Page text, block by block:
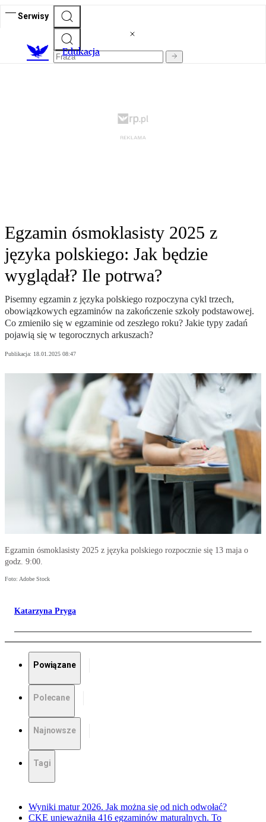
Serwisy
Edukacja
Egzamin ósmoklasisty 2025 z
języka polskiego: Jak będzie
wyglądał? Ile potrwa?
Pisemny egzamin z języka polskiego rozpoczyna cykl trzech,
obowiązkowych egzaminów na zakończenie szkoły podstawowej.
Co zmieniło się w egzaminie od zeszłego roku? Jakie typy zadań
pojawią się w tegorocznych arkuszach?
Publikacja: 18.01.2025 08:47
Egzamin ósmoklasisty 2025 z języka polskiego rozpocznie się 13 maja o
godz. 9:00.
Foto: Adobe Stock
Katarzyna Pryga
Powiązane
Polecane
Najnowsze
Tagi
Wyniki matur 2026. Jak można się od nich odwołać?
CKE unieważniła 416 egzaminów maturalnych. To